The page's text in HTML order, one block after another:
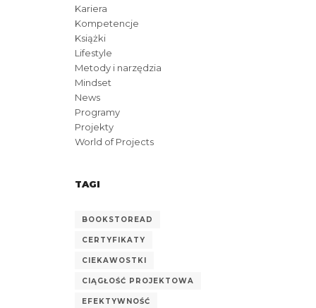
Kariera
Kompetencje
Książki
Lifestyle
Metody i narzędzia
Mindset
News
Programy
Projekty
World of Projects
TAGI
BOOKSTOREAD
CERTYFIKATY
CIEKAWOSTKI
CIĄGŁOŚĆ PROJEKTOWA
EFEKTYWNOŚĆ